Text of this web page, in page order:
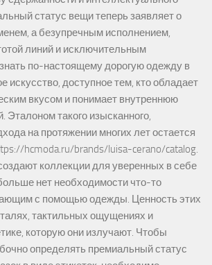
статус вещи теперь заявляет о
а безупречным исполнением,
линий и исключительным
по-настоящему дорогую одежду в
искусство, доступное тем, кто обладает
вкусом и понимает внутреннюю
Эталоном такого изысканного,
на протяжении многих лет остается
hcmoda.ru/brands/luisa-cerano/catalog.
коллекции для уверенных в себе
нет необходимости что-то
с помощью одежды. Ценность этих
тактильных ощущениях и
которую они излучают. Чтобы
определять премиальный статус